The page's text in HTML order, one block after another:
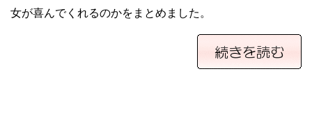
女が喜んでくれるのかをまとめました。